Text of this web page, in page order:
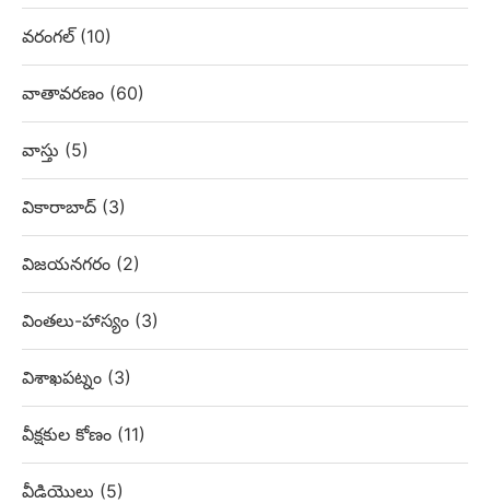
వరంగల్ (10)
వాతావరణం (60)
వాస్తు (5)
వికారాబాద్ (3)
విజయనగరం (2)
వింతలు-హాస్యం (3)
విశాఖపట్నం (3)
వీక్షకుల కోణం (11)
వీడియొలు (5)